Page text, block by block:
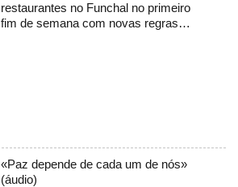
restaurantes no Funchal no primeiro
fim de semana com novas regras
«Paz depende de cada um de nós»
(áudio)